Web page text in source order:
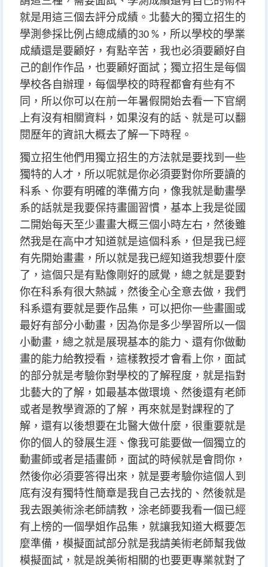
就是用這三個去評分成績。 北藝大的獨立招生的
學測參採比例占總成績的30 % ，所以學校的學業
成績還是要顧好，有點辛苦，我也必須要顧好自
己的創作作品，也要顧好面試；獨立招生是每個
學校各自辦理，每個學校的時程都會有些有不
同，所以你可以在前一年暑假開始去看一下官網
上有沒有相關資料，如果沒有的話、就是可以翻
閱歷年的資訊大概去了解一下時程。
獨立招生他們用獨立招生的方法就是要找到一些
獨特的人才，所以呢就是你必須要對你所要讀的
科系、你要有明確的準備方向，像我就是動畫學
系的話就是我要保持畫圖習慣，基本上我是從國
二開始每天至少畫畫大概三個小時左右，然後雖
然我是在高中才知道就是這個科系，但是我已經
有先開始畫畫，所以就是我已經知道我想要什麼
了，這個只是有點像剛好的感覺，總之就是要對
你在科系有很大熱誠，然後全心全意去做，我們
科系還有要就是要作品集，可以把你一些畫圖或
最好有部分小動畫，因為你是多少學習所以一個
小動畫，總之就是展現基本的能力、還有你做動
畫的能力給教授看，這樣教授才會看上你，面試
的部分就是考驗你對學校的了解程度，就是指對
北藝大的了解，如最基本做環境、然後還有老師
或者是教學資源的了解，再來就是對課程的了
解，還有以後想要在北醫大做什麼，很重要就是
你的個人的發展生涯、像我可能要做一個獨立的
動畫師或者是插畫師，面試的時候就是會問你，
然後你必須要答得出來，就是要考驗你這個人到
底有沒有獨特性簡章是我自己去找的、然後就是
我去跟美術涂老師請教，涂老師要我看一個已經
有上榜的一個學姐作品集，就讓我知道大概要怎
麼準備， 模擬面試部分就是我請美術老師幫我做
模擬面試，就是說美術相關的也要更專業就對了